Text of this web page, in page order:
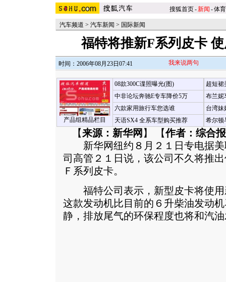
搜狐首页-新闻 -体育
汽车频道 > 汽车新闻 > 国际新闻
福特将推新F系列皮卡
时间：2006年08月23日07:41 我来说两句
产品组精品栏目
08款300C谍照曝光(图)
中非论坛奔驰E专车降价5万
六款家用旅行车您选谁
天语SX4 全系车型购买推荐
超短裙
布兰妮
台湾妹
希尔顿
【来源：新华网 】 【作者：综合
新华网纽约８月２１日专电据美
司高管２１日说，该公司不久将推
Ｆ系列皮卡。
福特公司表示，新型皮卡将使用
这款发动机比目前的６升柴油发动
静，排放尾气的环保程度也将和汽